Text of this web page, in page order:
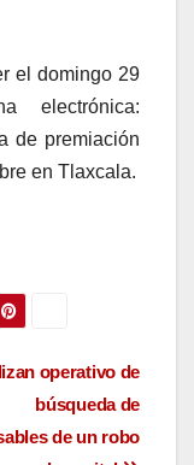
el domingo 29
electrónica:
de premiación
en Tlaxcala.
operativo de
búsqueda de
de un robo